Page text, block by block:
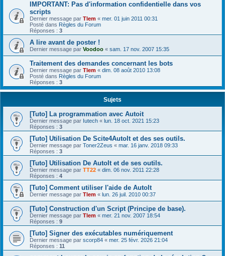
IMPORTANT: Pas d'information confidentielle dans vos
scripts
Dernier message par Tlem « mer. 01 juin 2011 00:31
Posté dans Règles du Forum
Réponses : 3
A lire avant de poster !
Dernier message par Voodoo « sam. 17 nov. 2007 15:35
Traitement des demandes concernant les bots
Dernier message par Tlem « dim. 08 août 2010 13:08
Posté dans Règles du Forum
Réponses : 3
Sujets
[Tuto] La programmation avec Autoit
Dernier message par Iutech « lun. 18 oct. 2021 15:23
Réponses : 3
[Tuto] Utilisation De Scite4AutoIt et des ses outils.
Dernier message par Toner2Zeus « mar. 16 janv. 2018 09:33
Réponses : 3
[Tuto] Utilisation De AutoIt et de ses outils.
Dernier message par TT22 « dim. 06 nov. 2011 22:28
Réponses : 4
[Tuto] Comment utiliser l'aide de AutoIt
Dernier message par Tlem « lun. 26 juil. 2010 00:37
[Tuto] Construction d'un Script (Principe de base).
Dernier message par Tlem « mer. 21 nov. 2007 18:54
Réponses : 9
[Tuto] Signer des exécutables numériquement
Dernier message par scorp84 « mer. 25 févr. 2026 21:04
Réponses : 11